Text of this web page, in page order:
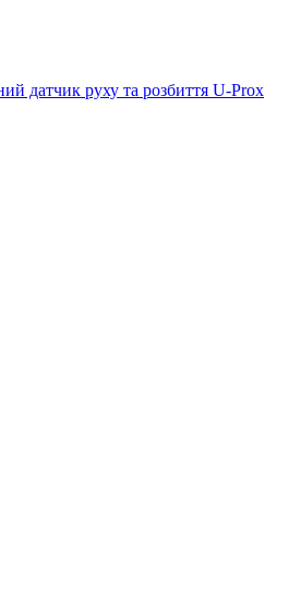
датчик руху та розбиття U-Prox